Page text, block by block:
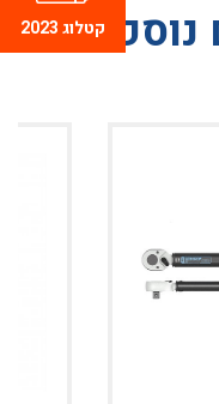
נוספים
קטלוג 2023